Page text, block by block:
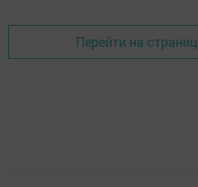
Перейти на